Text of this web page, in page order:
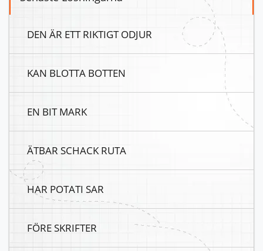
DEN ÄR ETT RIKTIGT ODJUR
KAN BLOTTA BOTTEN
EN BIT MARK
ÄTBAR SCHACK RUTA
HAR POTATI SAR
FÖRE SKRIFTER